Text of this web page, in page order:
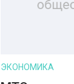
ЭКОНОМИКА